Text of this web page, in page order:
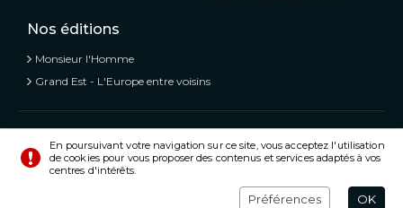
Nos éditions
Monsieur l'Homme
Grand Est - L'Europe entre voisins
Voisins - Nachbarn, L’information libre et mitoyenne
© Tous droits réservés 2020 - 2026
En poursuivant votre navigation sur ce site, vous acceptez l'utilisation
de cookies pour vous proposer des contenus et services adaptés à vos
centres d'intérêts.
Préférences OK